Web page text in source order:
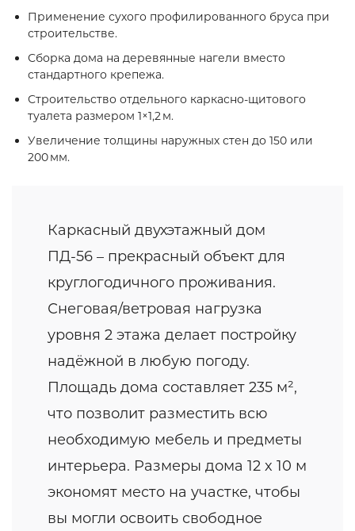
Применение сухого профилированного бруса при
строительстве.
Сборка дома на деревянные нагели вместо
стандартного крепежа.
Строительство отдельного каркасно‑щитового
туалета размером 1×1,2 м.
Увеличение толщины наружных стен до 150 или
200 мм.
Каркасный двухэтажный дом
ПД-56 – прекрасный объект для
круглогодичного проживания.
Снеговая/ветровая нагрузка
уровня 2 этажа делает постройку
надёжной в любую погоду.
Площадь дома составляет 235 м²,
что позволит разместить всю
необходимую мебель и предметы
интерьера. Размеры дома 12 x 10 м
экономят место на участке, чтобы
вы могли освоить свободное